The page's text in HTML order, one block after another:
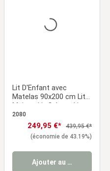
Lit D'Enfant avec
Matelas 90x200 cm Lit
Maison Lit Cabane Lit
Montessori Lit Bois Gris
Tiroir
2080
Prix de vente :
249,95 €* Prix régulier :
439,95 €*
(économie de 43.19%)
Ajouter au panier